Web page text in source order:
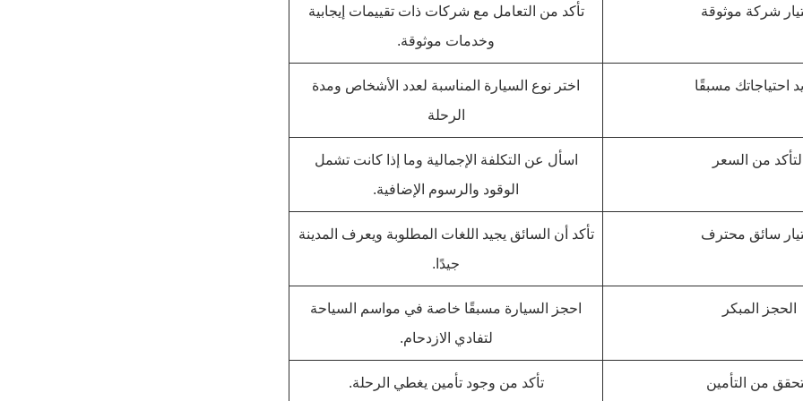
شركة موثوقة
تأكد من التعامل مع شركات ذات تقييمات إيجابية
وخدمات موثوقة.
احتياجاتك مسبقًا
اختر نوع السيارة المناسبة لعدد الأشخاص ومدة
الرحلة
التأكد من السعر
اسأل عن التكلفة الإجمالية وما إذا كانت تشمل
الوقود والرسوم الإضافية.
سائق محترف
تأكد أن السائق يجيد اللغات المطلوبة ويعرف المدينة
جيدًا.
الحجز المبكر
احجز السيارة مسبقًا خاصة في مواسم السياحة
لتفادي الازدحام.
من التأمين تأكد من وجود تأمين يغطي الرحلة.